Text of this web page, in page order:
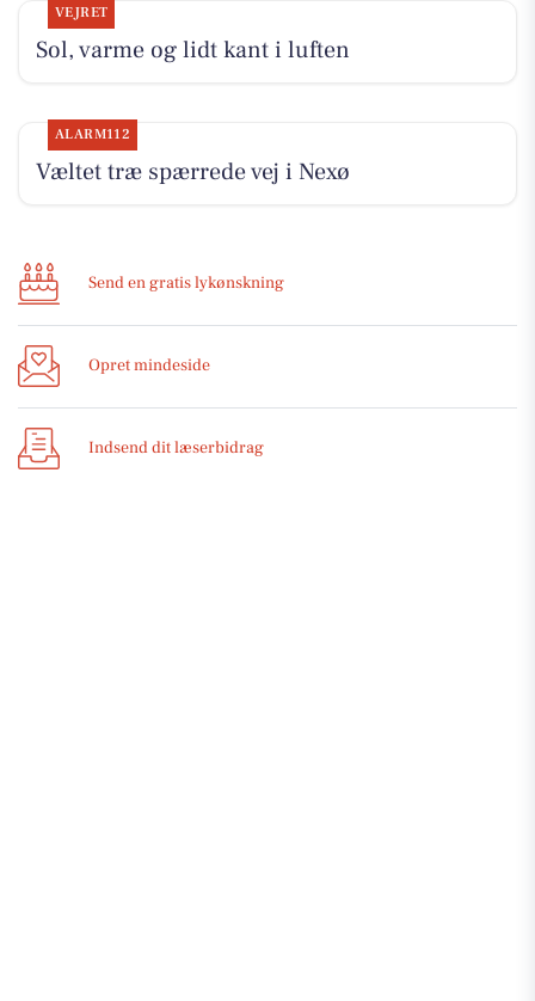
VEJRET
Sol, varme og lidt kant i luften
ALARM112
Væltet træ spærrede vej i Nexø
Send en gratis lykønskning
Opret mindeside
Indsend dit læserbidrag